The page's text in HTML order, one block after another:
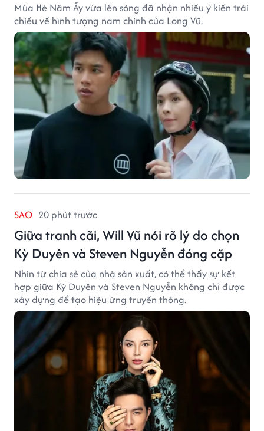
Mùa Hè Năm Ấy vừa lên sóng đã nhận nhiều ý kiến trái
chiều về hình tượng nam chính của Long Vũ.
SAO 20 phút trước
Giữa tranh cãi, Will Vũ nói rõ lý do chọn
Kỳ Duyên và Steven Nguyễn đóng cặp
Nhìn từ chia sẻ của nhà sản xuất, có thể thấy sự kết
hợp giữa Kỳ Duyên và Steven Nguyễn không chỉ được
xây dựng để tạo hiệu ứng truyền thông.